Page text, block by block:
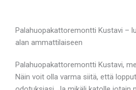
Palahuopakattoremontti Kustavi –
alan ammattilaiseen
Palahuopakattoremontti Kustavi,
Näin voit olla varma siitä, että